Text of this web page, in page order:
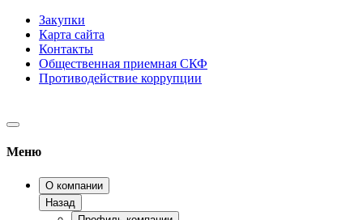
Закупки
Карта сайта
Контакты
Общественная приемная СКФ
Противодействие коррупции
Меню
О компании
Назад